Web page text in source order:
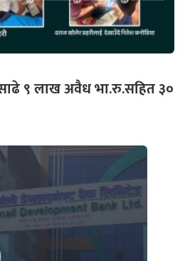
९ लाख अवैध भा.रु.सहित ३०